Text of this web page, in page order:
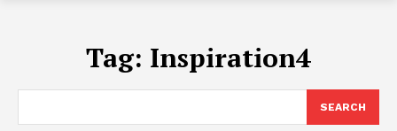
Tag: Inspiration4
SEARCH